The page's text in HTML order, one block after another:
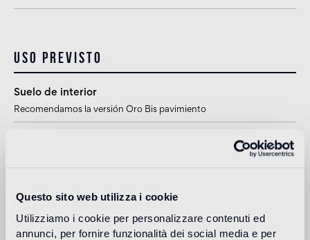
Questo sito web utilizza i cookie
Utilizziamo i cookie per personalizzare contenuti ed
annunci, per fornire funzionalità dei social media e per
Uso previsto
Suelo de interior
Recomendamos la versión Oro Bis pavimiento
Piscina y SPA